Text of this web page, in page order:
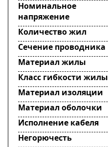
Номинальное
напряжение
Количество жил
Сечение проводника
Материал жилы
Класс гибкости жилы
Материал изоляции
Материал оболочки
Исполнение кабеля
Негорючесть